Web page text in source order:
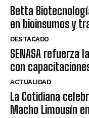
Betta
en bioinsumos y
DESTACADO
SENASA refuerza
con
ACTUALIDAD
La Cotidiana
Macho Limousín